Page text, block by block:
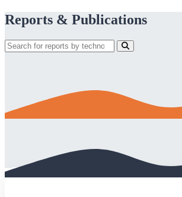
Reports & Publications